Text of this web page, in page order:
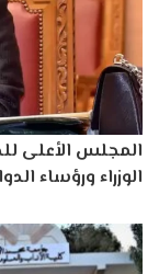
المجلس الأعلى
الوزراء ورؤساء